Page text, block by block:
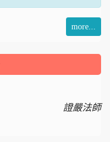
more...
證嚴法師